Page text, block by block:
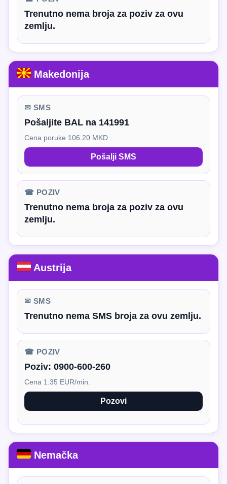
Trenutno nema broja za poziv za ovu
zemlju.
Makedonija
✉ SMS
Pošaljite BAL na 141991
Cena poruke 106.20 MKD
Pošalji SMS
☎ POZIV
Trenutno nema broja za poziv za ovu
zemlju.
Austrija
✉ SMS
Trenutno nema SMS broja za ovu zemlju.
☎ POZIV
Poziv: 0900-600-260
Cena 1.35 EUR/min.
Pozovi
Nemačka